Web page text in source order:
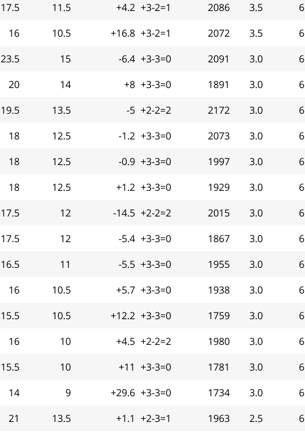
6
3.5
2086
+3-2=1
+4.2
11.5
17.5
6
3.5
2072
+3-2=1
+16.8
10.5
16
6
3.0
2091
+3-3=0
-6.4
15
23.5
6
3.0
1891
+3-3=0
+8
14
20
6
3.0
2172
+2-2=2
-5
13.5
19.5
6
3.0
2073
+3-3=0
-1.2
12.5
18
6
3.0
1997
+3-3=0
-0.9
12.5
18
6
3.0
1929
+3-3=0
+1.2
12.5
18
6
3.0
2015
+2-2=2
-14.5
12
17.5
6
3.0
1867
+3-3=0
-5.4
12
17.5
6
3.0
1955
+3-3=0
-5.5
11
16.5
6
3.0
1938
+3-3=0
+5.7
10.5
16
6
3.0
1759
+3-3=0
+12.2
10.5
15.5
6
3.0
1980
+2-2=2
+4.5
10
16
6
3.0
1781
+3-3=0
+11
10
15.5
6
3.0
1734
+3-3=0
+29.6
9
14
6
2.5
1963
+2-3=1
+1.1
13.5
21